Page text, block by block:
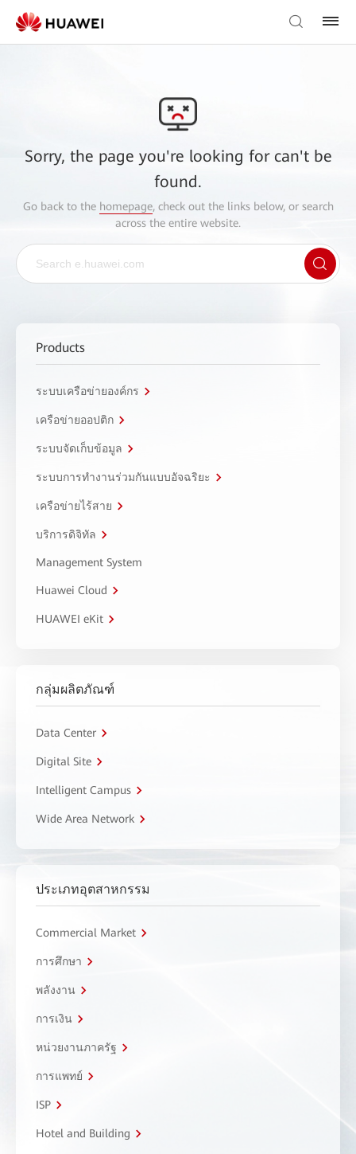
Sorry, the page you're looking for can't be
found.
Go back to the homepage, check out the links below, or search
across the entire website.
Products
ระบบเครือข่ายองค์กร
เครือข่ายออปติก
ระบบจัดเก็บข้อมูล
ระบบการทำงานร่วมกันแบบอัจฉริยะ
เครือข่ายไร้สาย
บริการดิจิทัล
Management System
Huawei Cloud
HUAWEI eKit
กลุ่มผลิตภัณฑ์
Data Center
Digital Site
Intelligent Campus
Wide Area Network
ประเภทอุตสาหกรรม
Commercial Market
การศึกษา
พลังงาน
การเงิน
หน่วยงานภาครัฐ
การแพทย์
ISP
Hotel and Building